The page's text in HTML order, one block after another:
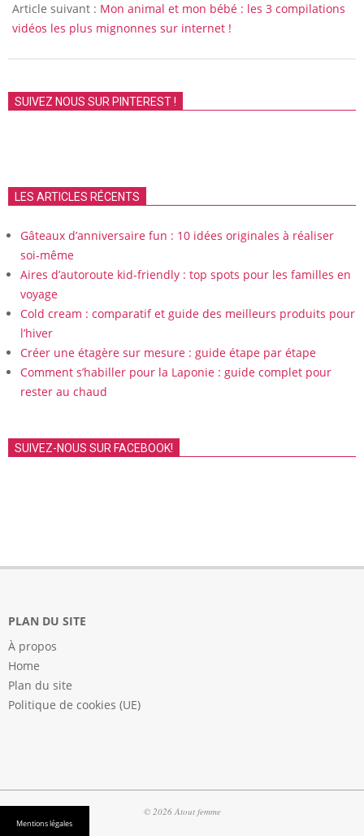
Mentions légales
Article suivant : Mon animal et mon bébé : les 3 compilations
vidéos les plus mignonnes sur internet !
SUIVEZ NOUS SUR PINTEREST !
LES ARTICLES RÉCENTS
Gâteaux d’anniversaire fun : 10 idées originales à réaliser
soi-même
Aires d’autoroute kid-friendly : top spots pour les familles en
voyage
Cold cream : comparatif et guide des meilleurs produits pour
l’hiver
Créer une étagère sur mesure : guide étape par étape
Comment s’habiller pour la Laponie : guide complet pour
rester au chaud
SUIVEZ-NOUS SUR FACEBOOK!
PLAN DU SITE
À propos
Home
Plan du site
Politique de cookies (UE)
© 2026 Atout femme